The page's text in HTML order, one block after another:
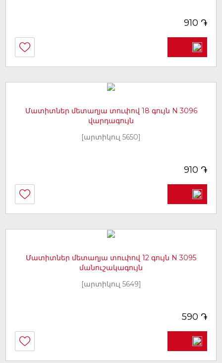
910 ֏
Մատիտներ մետաղյա տուփով 18 գույն N 3096
վարդագույն
[արտիկուլ 5650]
910 ֏
Մատիտներ մետաղյա տուփով 12 գույն N 3095
մանուշակագույն
[արտիկուլ 5649]
590 ֏